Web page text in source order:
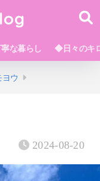
な暮らし ◆日々のキ
ヨウ
2024-08-20